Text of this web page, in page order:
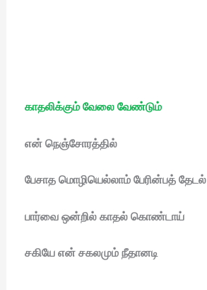
காதலிக்கும் வேலை வேண்டும்
என் நெஞ்சோரத்தில்
பேசாத மொழியெல்லாம் பேரின்பத் தேடல்
பார்வை ஒன்றில் காதல் கொண்டாய்
சகியே என் சகலமும் நீதானடி